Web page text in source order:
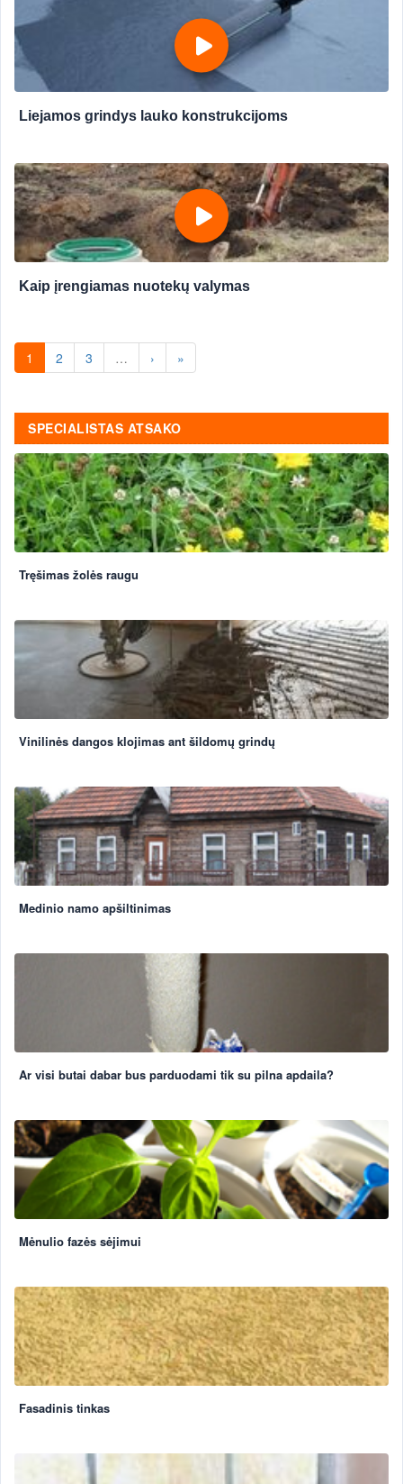
Liejamos grindys lauko konstrukcijoms
Kaip įrengiamas nuotekų valymas
1 2 3 … › »
SPECIALISTAS ATSAKO
Tręšimas žolės raugu
Vinilinės dangos klojimas ant šildomų grindų
Medinio namo apšiltinimas
Ar visi butai dabar bus parduodami tik su pilna apdaila?
Mėnulio fazės sėjimui
Fasadinis tinkas